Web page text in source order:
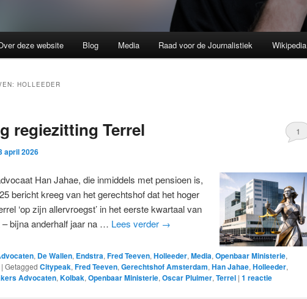
deze website Blog Media Raad voor de Journalistiek Wikipedia
HOLLEEDER
regiezitting Terrel
april 2026
1
Han Jahae, die inmiddels met pensioen is,
bericht kreeg van het gerechtshof dat het hoger
‘op zijn allervroegst’ in het eerste kwartaal van
– bijna anderhalf jaar na … Lees verder →
, De Wallen, Endstra, Fred Teeven, Holleeder, Media, Openbaar Ministerie,
| Getagged Citypeak, Fred Teeven, Gerechtshof Amsterdam, Han Jahae, Holleeder,
Advocaten, Kolbak, Openbaar Ministerie, Oscar Pluimer, Terrel | 1 reactie